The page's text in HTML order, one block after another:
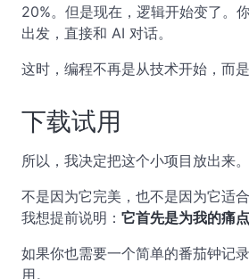
20%。但是现在，逻辑开始变了。
出发，直接和 AI 对话。
这时，编程不再是从技术开始，而是
下载试用
所以，我决定把这个小项目放出来。
不是因为它完美，也不是因为它适
我想提前说明： 它首先是为我的痛点
如果你也需要一个简单的番茄钟记
用。